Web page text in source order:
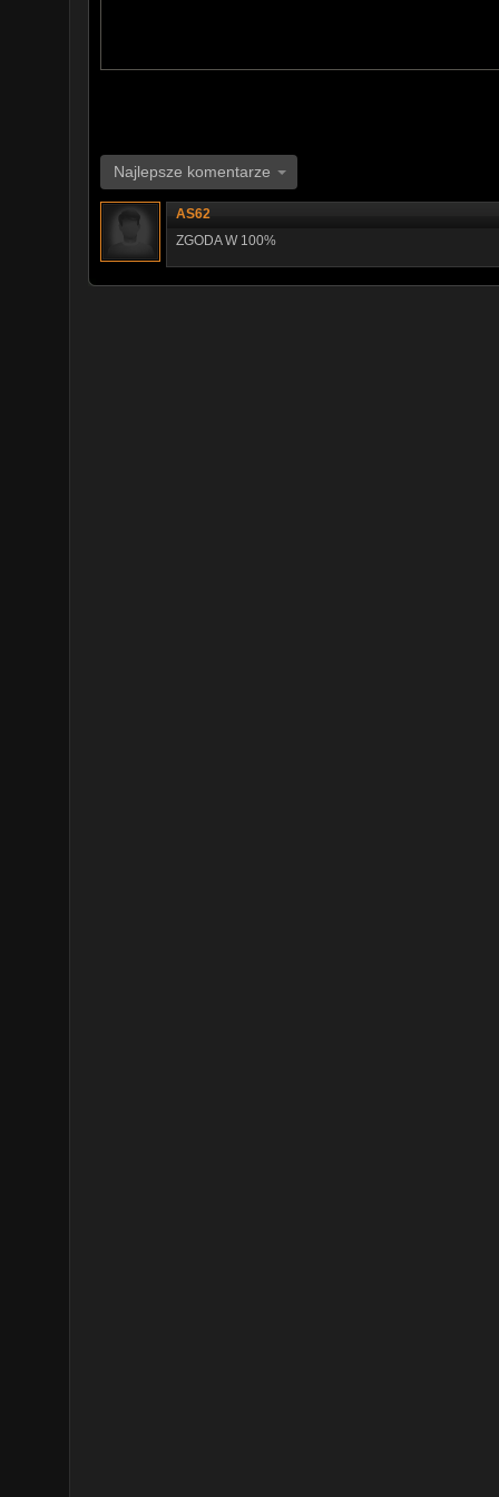
Najlepsze komentarze
AS62
ZGODA W 100%